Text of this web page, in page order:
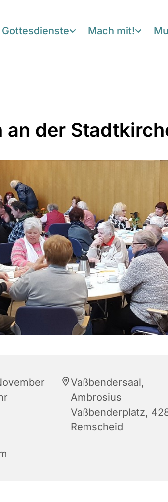
Gottesdienste Mach mit!
an der
Vaßbendersaal,
Ambrosius
Vaßbenderplatz,
Remscheid